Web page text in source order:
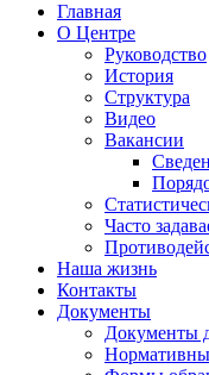
Главная
О Центре
Руководство
История
Структура
Видео
Вакансии
Часто
Наша жизнь
Контакты
Документы
Документы